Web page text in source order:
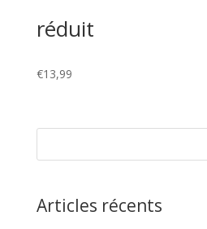
réduit
€13,99
Articles récents